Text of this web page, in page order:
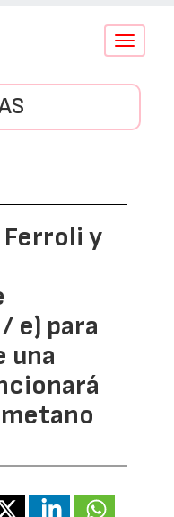
Conmutar
y
e) para
una